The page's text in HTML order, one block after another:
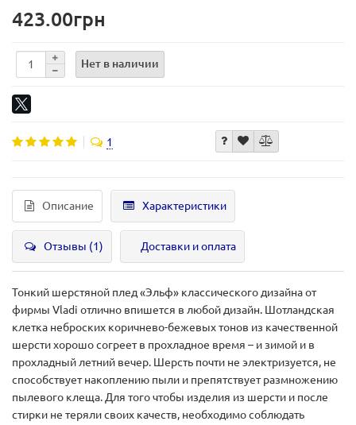
423.00грн
Нет в наличии
1
Описание Характеристики
Отзывы (1) Доставки и оплата
Тонкий шерстяной плед «Эльф» классического дизайна от
фирмы Vladi отлично впишется в любой дизайн. Шотландская
клетка неброских коричнево-бежевых тонов из качественной
шерсти хорошо согреет в прохладное время – и зимой и в
прохладный летний вечер. Шерсть почти не электризуется, не
способствует накоплению пыли и препятствует размножению
пылевого клеща. Для того чтобы изделия из шерсти и после
стирки не теряли своих качеств, необходимо соблюдать